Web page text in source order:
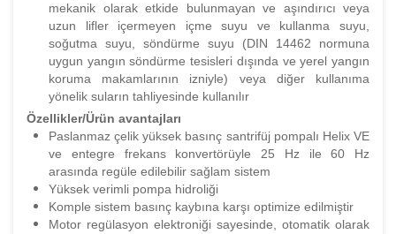
mekanik olarak etkide bulunmayan ve aşındırıcı veya
uzun lifler içermeyen içme suyu ve kullanma suyu,
soğutma suyu, söndürme suyu (DIN 14462 normuna
uygun yangın söndürme tesisleri dışında ve yerel yangın
koruma makamlarının izniyle) veya diğer kullanıma
yönelik suların tahliyesinde kullanılır
Özellikler/Ürün avantajları
Paslanmaz çelik yüksek basınç santrifüj pompalı Helix VE
ve entegre frekans konvertörüyle 25 Hz ile 60 Hz
arasında regüle edilebilir sağlam sistem
Yüksek verimli pompa hidroliği
Komple sistem basınç kaybına karşı optimize edilmiştir
Motor regülasyon elektroniği sayesinde, otomatik olarak